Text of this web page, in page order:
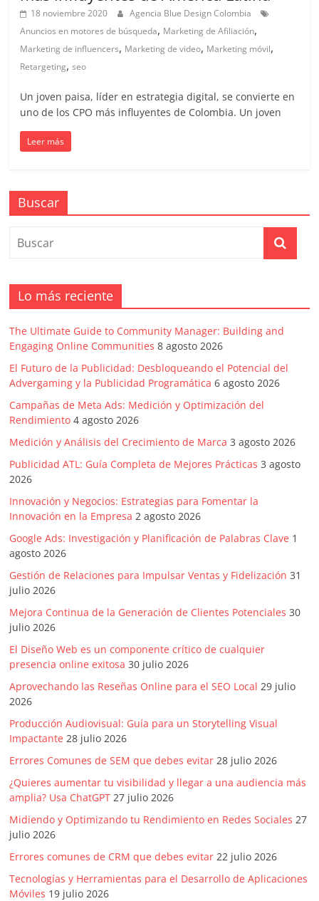
estratégica
versátil
del
en
LATAM
Bitácora
de
Mercadeo
Medios,
Campañas
Publicitarias,
Agencias,
Empresas,
Tendencias,
Trendings,
Dinero,
Economía,
Diseño
Web,
Móviles,
Estrategias
Digitales,
Estrategias
Publicitarias,
Alianzas,
Clientes,
Innovación,
Tecnología,
Noticias,
Artículos,
Gente,
Contenidos
de
Calidad,
Eventos
Marketing,
Mercadotecnia,
Eventos
Publicitarios,
Colecciónes,
Marcas,
Insigns,
TV,
18 noviembre 2020
Agencia Blue Design Colombia
Anuncios en motores de búsqueda, Marketing de Afiliación,
Marketing de influencers, Marketing de video, Marketing móvil,
Retargeting,seo
Un joven paisa, líder en estrategia digital, se convierte en
uno de los CPO más influyentes de Colombia. Un joven
Leer más
Buscar
Lo más reciente
The Ultimate Guide to Community Manager: Building and
Engaging Online Communities 8 agosto 2026
El Futuro de la Publicidad: Desbloqueando el Potencial del
Advergaming y la Publicidad Programática 6 agosto 2026
Campañas de Meta Ads: Medición y Optimización del
Rendimiento 4 agosto 2026
Medición y Análisis del Crecimiento de Marca 3 agosto 2026
Publicidad ATL: Guía Completa de Mejores Prácticas 3 agosto
2026
Innovación y Negocios: Estrategias para Fomentar la
Innovación en la Empresa 2 agosto 2026
Google Ads: Investigación y Planificación de Palabras Clave 1
agosto 2026
Gestión de Relaciones para Impulsar Ventas y Fidelización 31
julio 2026
Mejora Continua de la Generación de Clientes Potenciales 30
julio 2026
El Diseño Web es un componente crítico de cualquier
presencia online exitosa 30 julio 2026
Aprovechando las Reseñas Online para el SEO Local 29 julio
2026
Producción Audiovisual: Guía para un Storytelling Visual
Impactante 28 julio 2026
Errores Comunes de SEM que debes evitar 28 julio 2026
¿Quieres aumentar tu visibilidad y llegar a una audiencia más
amplia? Usa ChatGPT 27 julio 2026
Midiendo y Optimizando tu Rendimiento en Redes Sociales 27
julio 2026
Errores comunes de CRM que debes evitar 22 julio 2026
Tecnologías y Herramientas para el Desarrollo de Aplicaciones
Móviles 19 julio 2026